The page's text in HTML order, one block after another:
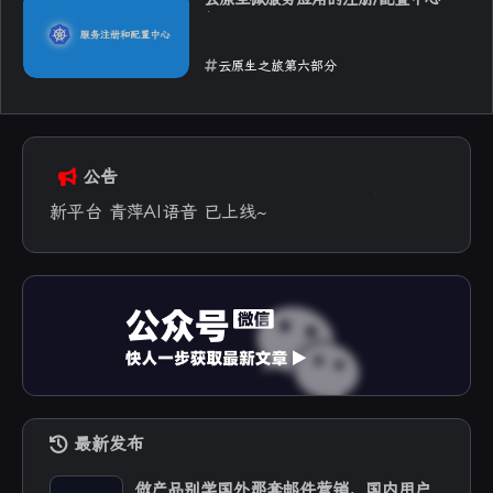
云原生之旅第六部分
公告
新平台 青萍AI语音 已上线~
最新发布